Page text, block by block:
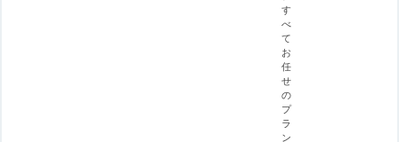
す
べ
て
お
任
せ
の
プ
ラ
ン